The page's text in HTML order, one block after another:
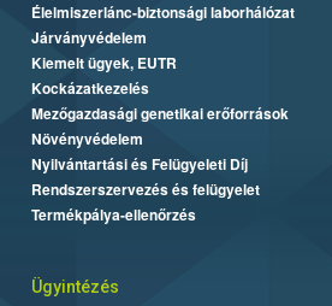
Élelmiszerlánc-biztonsági laborhálózat
Járványvédelem
Kiemelt ügyek, EUTR
Kockázatkezelés
Mezőgazdasági genetikai erőforrások
Növényvédelem
Nyilvántartási és Felügyeleti Díj
Rendszerszervezés és felügyelet
Termékpálya-ellenőrzés
Ügyintézés